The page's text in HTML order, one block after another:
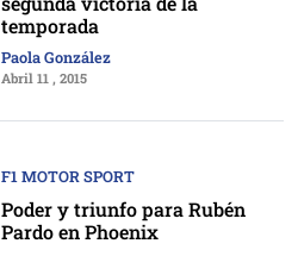
temporada
Paola González
Abril 11 , 2015
F1 MOTOR SPORT
Poder y triunfo para Rubén
Pardo en Phoenix